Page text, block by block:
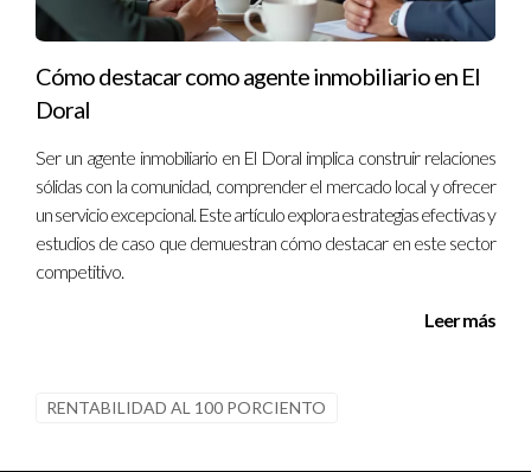
Cómo destacar como agente inmobiliario en El
Doral
Ser un agente inmobiliario en El Doral implica construir relaciones
sólidas con la comunidad, comprender el mercado local y ofrecer
un servicio excepcional. Este artículo explora estrategias efectivas y
estudios de caso que demuestran cómo destacar en este sector
competitivo.
Leer más
RENTABILIDAD AL 100 PORCIENTO